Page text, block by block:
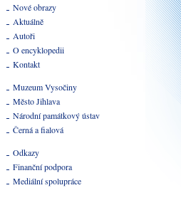
Nové obrazy
Aktuálně
Autoři
O encyklopedii
Kontakt
Muzeum Vysočiny
Město Jihlava
Národní památkový ústav
Černá a fialová
Odkazy
Finanční podpora
Mediální spolupráce